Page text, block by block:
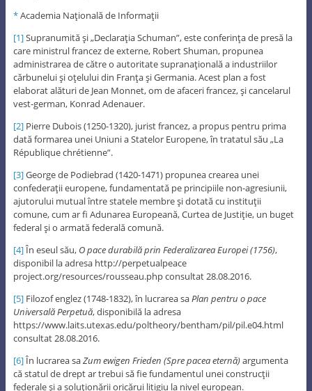
*Academia Naţională de Informaţii
[1]Supranumită şi „Declaraţia Schuman”, este conferinţa de presă la
care ministrul francez de externe, Robert Shuman, propunea
administrarea de către o autoritate supranaţională a industriilor
cărbunelui şi oţelului din Franţa şi Germania. Acest plan a fost
elaborat alături de Jean Monnet, om de afaceri francez, şi cancelarul
vest-german, Konrad Adenauer.
[2]Pierre Dubois (1250-1320), jurist francez, a propus pentru prima
dată formarea unei Uniuni a Statelor Europene, în tratatul său „La
République chrétienne”.
[3]George de Podiebrad (1420-1471) propunea crearea unei
confederaţii europene, fundamentată pe principiile non-agresiunii,
ajutorului mutual între statele membre şi dotată cu instituţii
comune, cum ar fi Adunarea Europeană, Curtea de Justiţie, un buget
federal şi o armată federală comună.
[4]În eseul său, O pace durabilă prin Federalizarea Europei (1756),
disponibil la adresa http://perpetualpeace
project.org/resources/rousseau.php consultat 28.08.2016.
[5]Filozof englez (1748-1832), în lucrarea saPlan pentru o pace
Universală Perpetuă, disponibilă la adresa
https://www.laits.utexas.edu/poltheory/bentham/pil/pil.e04.html
consultat 28.08.2016.
[6]În lucrarea saZum ewigen Frieden (Spre pacea eternă)argumenta
că statul de drept ar trebui să fie fundamentul unei construcţii
federale şi a soluţionării oricărui litigiu la nivel european.